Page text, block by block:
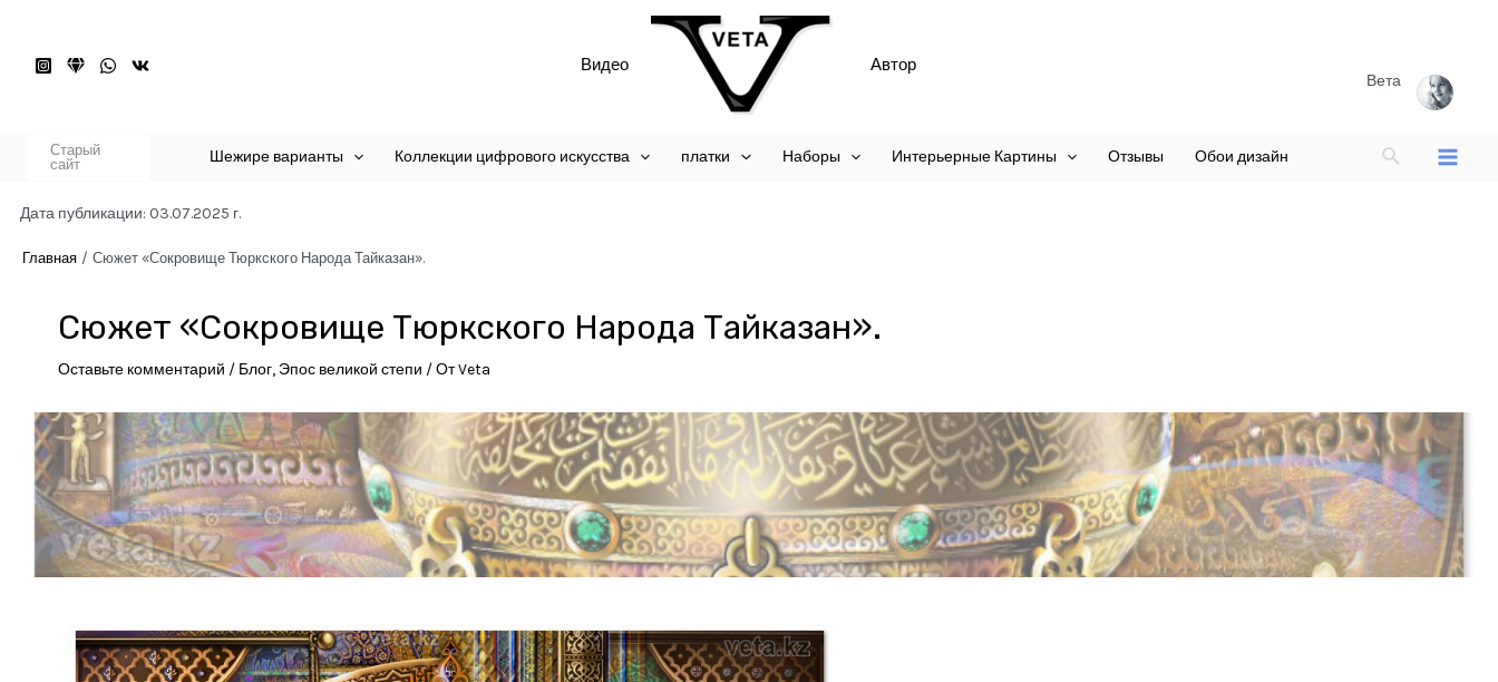
Видео Автор
Вета
Старый
сайт
Шежире варианты Коллекции цифрового искусства платки Наборы Интерьерные Картины Отзывы Обои дизайн Поиск
Дата публикации: 03.07.2025 г.
Главная Сюжет «Сокровище Тюркского Народа Тайказан».
Сюжет «Сокровище Тюркского Народа Тайказан».
Оставьте комментарий / Блог, Эпос великой степи / ОтVeta